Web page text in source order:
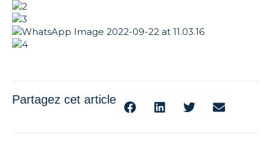
Partagez cet article